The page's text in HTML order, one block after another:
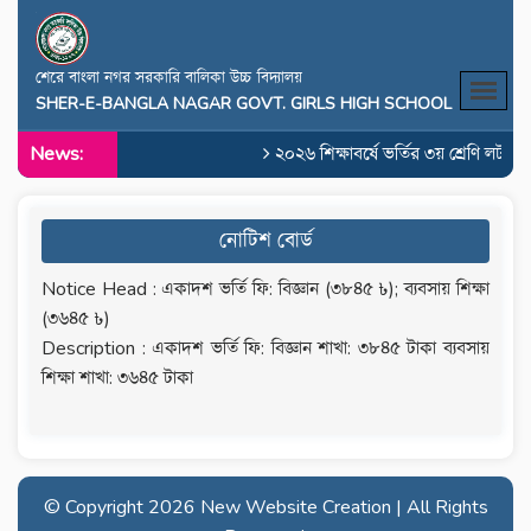
শেরে বাংলা নগর সরকারি বালিকা উচ্চ বিদ্যালয়
SHER-E-BANGLA NAGAR GOVT. GIRLS HIGH SCHOOL
News: ২০২৬ শিক্ষাবর্ষে ভর্তির ৩য় শ্রেণি
নোটিশ বোর্ড
Notice Head : একাদশ ভর্তি ফি: বিজ্ঞান (৩৮৪৫ ৳); ব‍্যবসায় শিক্ষা
(৩৬৪৫ ৳)
Description : একাদশ ভর্তি ফি: বিজ্ঞান শাখা: ৩৮৪৫ টাকা ব‍্যবসায়
শিক্ষা শাখা: ৩৬৪৫ টাকা
© Copyright 2026 New Website Creation | All Rights